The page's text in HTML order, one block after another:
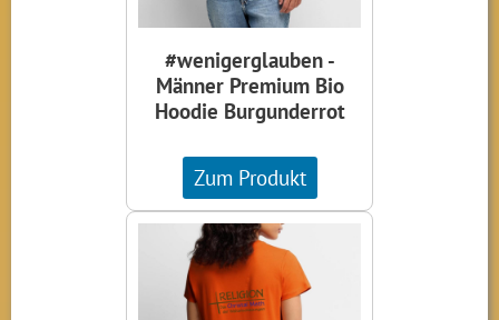
#wenigerglauben -
Männer Premium Bio
Hoodie Burgunderrot
Zum Produkt